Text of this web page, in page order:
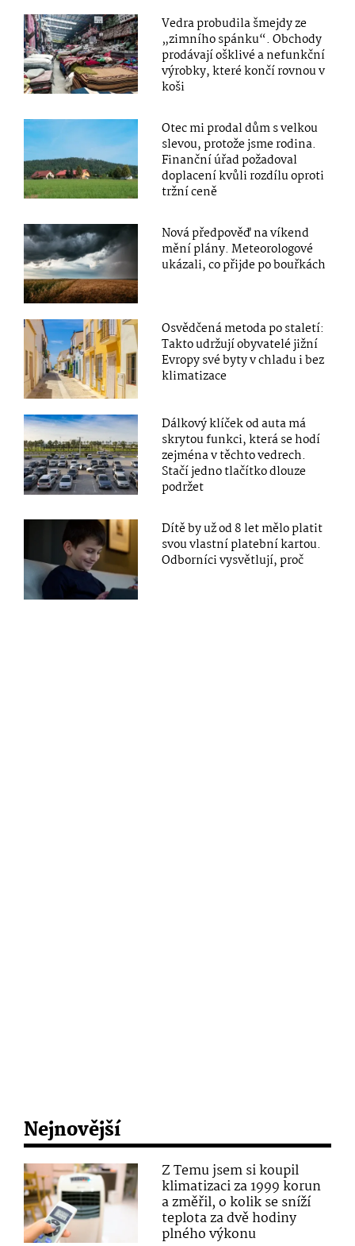
Vedra probudila šmejdy ze
„zimního spánku“. Obchody
prodávají ošklivé a nefunkční
výrobky, které končí rovnou v
koši
Otec mi prodal dům s velkou
slevou, protože jsme rodina.
Finanční úřad požadoval
doplacení kvůli rozdílu oproti
tržní ceně
Nová předpověď na víkend
mění plány. Meteorologové
ukázali, co přijde po bouřkách
Osvědčená metoda po staletí:
Takto udržují obyvatelé jižní
Evropy své byty v chladu i bez
klimatizace
Dálkový klíček od auta má
skrytou funkci, která se hodí
zejména v těchto vedrech.
Stačí jedno tlačítko dlouze
podržet
Dítě by už od 8 let mělo platit
svou vlastní platební kartou.
Odborníci vysvětlují, proč
Nejnovější
Z Temu jsem si koupil
klimatizaci za 1999 korun
a změřil, o kolik se sníží
teplota za dvě hodiny
plného výkonu